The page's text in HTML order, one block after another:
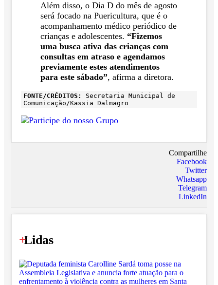
Além disso, o Dia D do mês de agosto
será focado na Puericultura, que é o
acompanhamento médico periódico de
crianças e adolescentes. “Fizemos
uma busca ativa das crianças com
consultas em atraso e agendamos
previamente estes atendimentos
para este sábado”, afirma a diretora.
FONTE/CRÉDITOS:
Secretaria Municipal de
Comunicação/Kassia Dalmagro
Compartilhe
Facebook
Twitter
Whatsapp
Telegram
LinkedIn
+
Lidas